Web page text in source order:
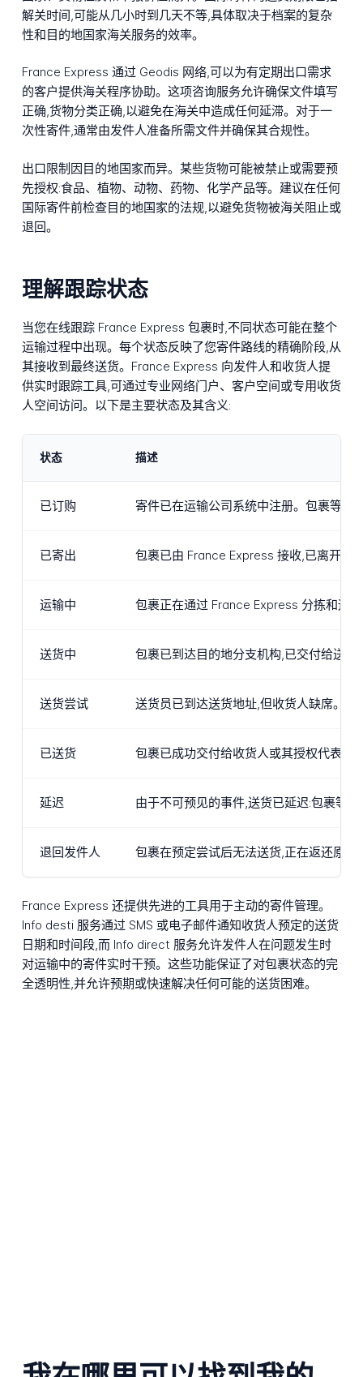
解关时间,可能从几小时到几天不等,具体取决于档案的复杂
性和目的地国家海关服务的效率。
France Express 通过 Geodis 网络,可以为有定期出口需求
的客户提供海关程序协助。这项咨询服务允许确保文件填写
正确,货物分类正确,以避免在海关中造成任何延滞。对于一
次性寄件,通常由发件人准备所需文件并确保其合规性。
出口限制因目的地国家而异。某些货物可能被禁止或需要预
先授权:食品、植物、动物、药物、化学产品等。建议在任何
国际寄件前检查目的地国家的法规,以避免货物被海关阻止或
退回。
理解跟踪状态
当您在线跟踪 France Express 包裹时,不同状态可能在整个
运输过程中出现。每个状态反映了您寄件路线的精确阶段,从
其接收到最终送货。France Express 向发件人和收货人提
供实时跟踪工具,可通过专业网络门户、客户空间或专用收货
人空间访问。以下是主要状态及其含义:
状态 描述
已订购 寄件已在运输公司系统中注册。包裹等待
已寄出 包裹已由 France Express 接收,已离开原
运输中 包裹正在通过 France Express 分拣和运
送货中 包裹已到达目的地分支机构,已交付给送
送货尝试 送货员已到达送货地址,但收货人缺席。
已送货 包裹已成功交付给收货人或其授权代表。
延迟 由于不可预见的事件,送货已延迟:包裹等
退回发件人 包裹在预定尝试后无法送货,正在返还原
France Express 还提供先进的工具用于主动的寄件管理。
Info desti 服务通过 SMS 或电子邮件通知收货人预定的送货
日期和时间段,而 Info direct 服务允许发件人在问题发生时
对运输中的寄件实时干预。这些功能保证了对包裹状态的完
全透明性,并允许预期或快速解决任何可能的送货困难。